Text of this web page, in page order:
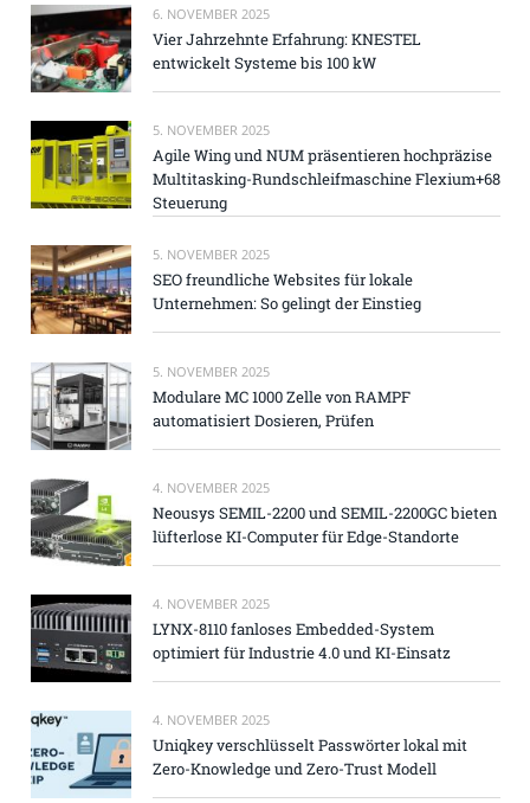
6. NOVEMBER 2025
Vier Jahrzehnte Erfahrung: KNESTEL
entwickelt Systeme bis 100 kW
5. NOVEMBER 2025
Agile Wing und NUM präsentieren hochpräzise
Multitasking-Rundschleifmaschine Flexium+68
Steuerung
5. NOVEMBER 2025
SEO freundliche Websites für lokale
Unternehmen: So gelingt der Einstieg
5. NOVEMBER 2025
Modulare MC 1000 Zelle von RAMPF
automatisiert Dosieren, Prüfen
4. NOVEMBER 2025
Neousys SEMIL-2200 und SEMIL-2200GC bieten
lüfterlose KI-Computer für Edge-Standorte
4. NOVEMBER 2025
LYNX-8110 fanloses Embedded-System
optimiert für Industrie 4.0 und KI-Einsatz
4. NOVEMBER 2025
Uniqkey verschlüsselt Passwörter lokal mit
Zero-Knowledge und Zero-Trust Modell